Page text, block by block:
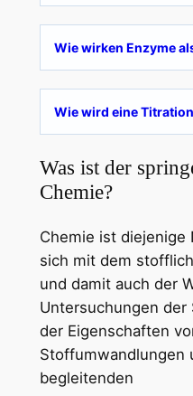
Wie wirken Enzyme
Wie wird eine
Was ist der
Chemie?
Chemie ist
sich mit dem
und damit auch der
Untersuchungen
der Eigenschaften
Stoffumwandlungen
begleitenden